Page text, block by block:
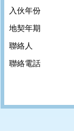
入伙年份
地契年期
聯絡人
聯絡電話